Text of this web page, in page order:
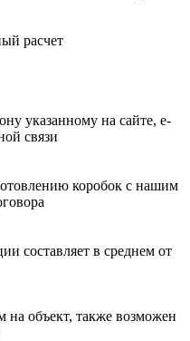
расчет
указанному на сайте, е-
связи
коробок с нашим
составляет в среднем от
на объект, также возможен